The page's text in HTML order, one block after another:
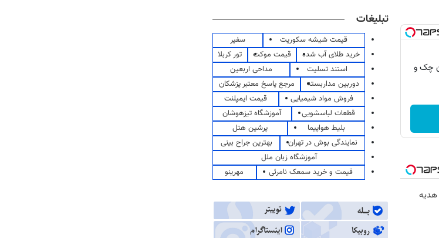
2 ساله بدون چک و
هدیه
تبلیغات
قیمت شیشه سکوریت
سفیر
خرید طلای آب شده
قیمت موکت
تور کربلا
استند تسلیت
مداحی اربعین
دوربین مداربسته
مرجع پاسخ معتبر پزشکان
فروش مواد شیمیایی
قیمت ایمپلنت
قطعات لباسشویی
آموزشگاه تیزهوشان
بلیط هواپیما
پرشین هتل
نمایندگی بوش در تهران
بهترین جراح بینی
آموزشگاه زبان ملل
قیمت و خرید سمعک نامرئی
مهرینو